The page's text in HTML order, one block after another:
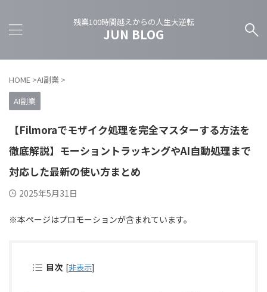
残業100時間越えからの人生大逆転
JUN BLOG
HOME >AI副業 >
AI副業
【Filmoraでモザイク処理を完全マスターする方法を
徹底解説】モーショントラッキングやAI自動処理まで
対応した最新の使い方まとめ
2025年5月31日
※本ページはプロモーションが含まれています。
目次 [非表示]